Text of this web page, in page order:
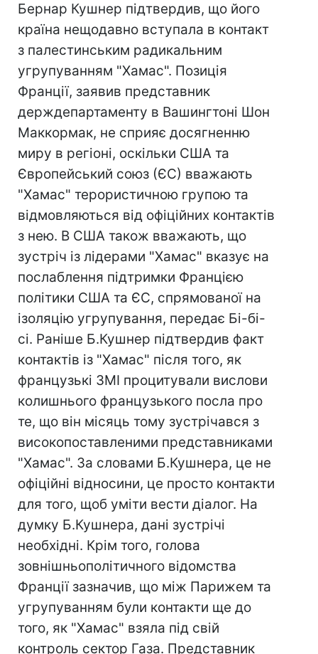
Бернар Кушнер підтвердив, що його
країна нещодавно вступала в контакт
з палестинським радикальним
угрупуванням "Хамас". Позиція
Франції, заявив представник
держдепартаменту в Вашингтоні Шон
Маккормак, не сприяє досягненню
миру в регіоні, оскільки США та
Європейський союз (ЄС) вважають
"Хамас" терористичною групою та
відмовляються від офіційних контактів
з нею. В США також вважають, що
зустріч із лідерами "Хамас" вказує на
послаблення підтримки Францією
політики США та ЄС, спрямованої на
ізоляцію угрупування, передає Бі-бі-
сі. Раніше Б.Кушнер підтвердив факт
контактів із "Хамас" після того, як
французькі ЗМІ процитували вислови
колишнього французького посла про
те, що він місяць тому зустрічався з
високопоставленими представниками
"Хамас". За словами Б.Кушнера, це не
офіційні відносини, це просто контакти
для того, щоб уміти вести діалог. На
думку Б.Кушнера, дані зустрічі
необхідні. Крім того, голова
зовнішньополітичного відомства
Франції зазначив, що між Парижем та
угрупуванням були контакти ще до
того, як "Хамас" взяла під свій
контроль сектор Газа. Представник